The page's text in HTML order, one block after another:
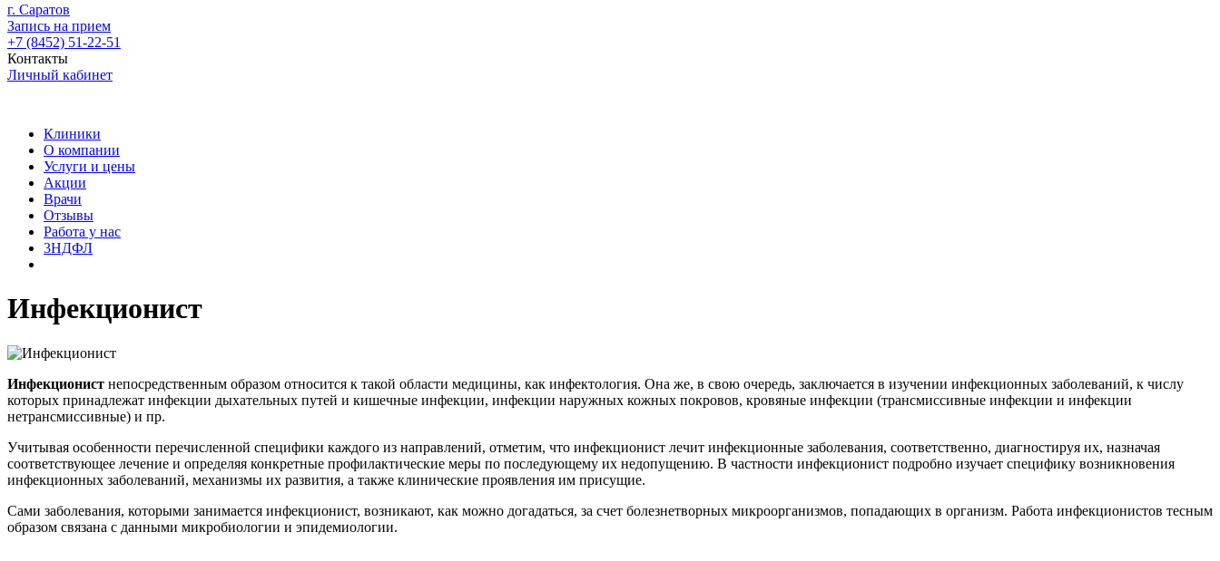
г. Саратов
Запись на прием
+7 (8452) 51-22-51
Контакты
Личный кабинет
Клиники
О компании
Услуги и цены
Акции
Врачи
Отзывы
Работа у нас
3НДФЛ
Инфекционист
Инфекционист непосредственным образом относится к такой области медицины, как инфектология. Она же, в свою очередь, заключается в изучении инфекционных заболеваний, к числу
которых принадлежат инфекции дыхательных путей и кишечные инфекции, инфекции наружных кожных покровов, кровяные инфекции (трансмиссивные инфекции и инфекции
нетрансмиссивные) и пр.
Учитывая особенности перечисленной специфики каждого из направлений, отметим, что инфекционист лечит инфекционные заболевания, соответственно, диагностируя их, назначая
соответствующее лечение и определяя конкретные профилактические меры по последующему их недопущению. В частности инфекционист подробно изучает специфику возникновения
инфекционных заболеваний, механизмы их развития, а также клинические проявления им присущие.
Сами заболевания, которыми занимается инфекционист, возникают, как можно догадаться, за счет болезнетворных микроорганизмов, попадающих в организм. Работа инфекционистов тесным
образом связана с данными микробиологии и эпидемиологии.